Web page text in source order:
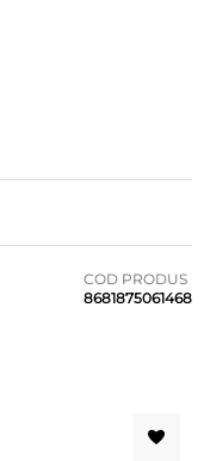
COD PRODUS
8681875061468